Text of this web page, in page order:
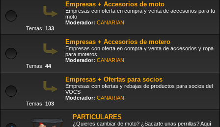
Empresas + Accesorios de moto
Empresas con oferta en compra y venta de accesorios para tu
moto
Moderador: CANARIAN
Temas: 133
Empresas + Accesorios de motero
Empresas con oferta en compra y venta de accesorios y ropa
para moteros
Moderador: CANARIAN
Temas: 44
Empresas + Ofertas para socios
Empresas con ofertas y rebajas de productos para socios del
VOCS
Moderador: CANARIAN
Temas: 103
PARTICULARES
¿Quieres cambiar de moto? ¿Sacarte unas perrillas? Aquí